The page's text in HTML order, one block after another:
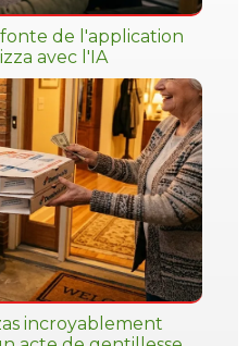
de l'application
avec l'IA
incroyablement